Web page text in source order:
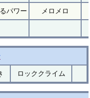
パワー メロメロ
ロッククライム